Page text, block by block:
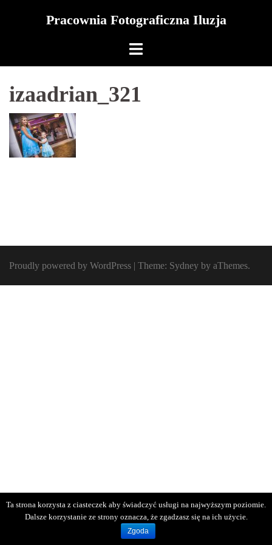
Pracownia Fotograficzna Iluzja
izaadrian_321
Proudly powered by WordPress | Theme: Sydney by aThemes.
Ta strona korzysta z ciasteczek aby świadczyć usługi na najwyższym poziomie.
Dalsze korzystanie ze strony oznacza, że zgadzasz się na ich użycie.
Zgoda